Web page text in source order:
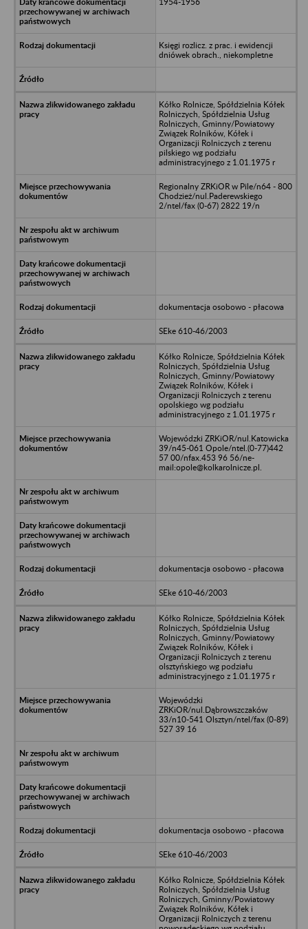
Księgi rozlicz. z prac. i ewidencji
dniówek obrach., niekompletne
Kółko Rolnicze, Spółdzielnia Kółek
Rolniczych, Spółdzielnia Usług
Rolniczych, Gminny/Powiatowy
Związek Rolników, Kółek i
Organizacji Rolniczych z terenu
pilskiego wg podziału
administracyjnego z 1.01.1975 r
Regionalny ZRKiOR w Pile/n64 - 800
Chodzież/nul.Paderewskiego
2/ntel/fax (0-67) 2822 19/n
dokumentacja osobowo - płacowa
SEke 610-46/2003
Kółko Rolnicze, Spółdzielnia Kółek
Rolniczych, Spółdzielnia Usług
Rolniczych, Gminny/Powiatowy
Związek Rolników, Kółek i
Organizacji Rolniczych z terenu
opolskiego wg podziału
administracyjnego z 1.01.1975 r
Wojewódzki ZRKiOR/nul.Katowicka
39/n45-061 Opole/ntel.(0-77)442
57 00/nfax.453 96 56/ne-
mail:opole@kolkarolnicze.pl.
dokumentacja osobowo - płacowa
SEke 610-46/2003
Kółko Rolnicze, Spółdzielnia Kółek
Rolniczych, Spółdzielnia Usług
Rolniczych, Gminny/Powiatowy
Związek Rolników, Kółek i
Organizacji Rolniczych z terenu
olsztyńskiego wg podziału
administracyjnego z 1.01.1975 r
Wojewódzki
ZRKiOR/nul.Dąbrowszczaków
33/n10-541 Olsztyn/ntel/fax (0-89)
527 39 16
dokumentacja osobowo - płacowa
SEke 610-46/2003
Kółko Rolnicze, Spółdzielnia Kółek
Rolniczych, Spółdzielnia Usług
Rolniczych, Gminny/Powiatowy
Związek Rolników, Kółek i
Organizacji Rolniczych z terenu